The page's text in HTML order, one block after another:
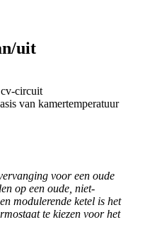
uit
circuit
van kamertemperatuur
voor een oude
op een oude, niet-
modulerende ketel is het
te kiezen voor het